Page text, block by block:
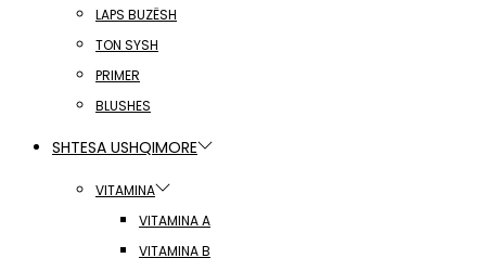
LAPS BUZËSH
TON SYSH
PRIMER
BLUSHES
SHTESA USHQIMORE
VITAMINA
VITAMINA A
VITAMINA B